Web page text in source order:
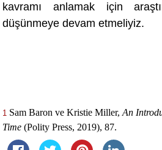
kavramı anlamak için
düşünmeye devam etmeliyiz.
1 Sam Baron ve Kristie Miller,An
Time(Polity Press, 2019), 87.